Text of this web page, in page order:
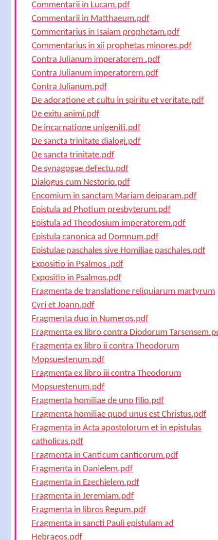
Commentarii in Lucam.pdf
Commentarii in Matthaeum.pdf
Commentarius in Isaiam prophetam.pdf
Commentarius in xii prophetas minores.pdf
Contra Julianum imperatorem .pdf
Contra Julianum imperatorem.pdf
Contra Julianum.pdf
De adoratione et cultu in spiritu et veritate.pdf
De exitu animi.pdf
De incarnatione unigeniti.pdf
De sancta trinitate dialogi.pdf
De sancta trinitate.pdf
De synagogae defectu.pdf
Dialogus cum Nestorio.pdf
Encomium in sanctam Mariam deiparam.pdf
Epistula ad Photium presbyterum.pdf
Epistula ad Theodosium imperatorem.pdf
Epistula canonica ad Domnum.pdf
Epistulae paschales sive Homiliae paschales.pdf
Expositio in Psalmos .pdf
Expositio in Psalmos.pdf
Fragmenta de translatione reliquiarum martyrum
Cyri et Joann.pdf
Fragmenta duo in Numeros.pdf
Fragmenta ex libro contra Diodorum
Fragmenta ex libro ii contra Theodorum
Mopsuestenum.pdf
Fragmenta ex libro iii contra Theodorum
Mopsuestenum.pdf
Fragmenta homiliae de uno filio.pdf
Fragmenta homiliae quod unus est Christus.pdf
Fragmenta in Acta apostolorum et in epistulas
catholicas.pdf
Fragmenta in Canticum canticorum.pdf
Fragmenta in Danielem.pdf
Fragmenta in Ezechielem.pdf
Fragmenta in Jeremiam.pdf
Fragmenta in libros Regum.pdf
Fragmenta in sancti Pauli epistulam ad
Hebraeos.pdf